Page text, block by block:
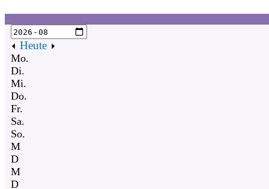
Heute
Mo.
Di.
Mi.
Do.
Fr.
Sa.
So.
M
D
M
D